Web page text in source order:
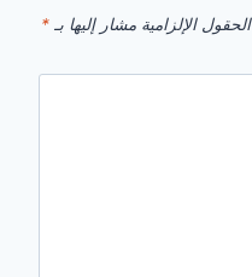
الحقول الإلزامية مشار إليها بـ *